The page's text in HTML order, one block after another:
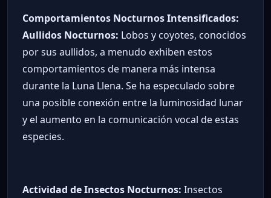
Comportamientos Nocturnos Intensificados:
Aullidos Nocturnos: Lobos y coyotes, conocidos
por sus aullidos, a menudo exhiben estos
comportamientos de manera más intensa
durante la Luna Llena. Se ha especulado sobre
una posible conexión entre la luminosidad lunar
y el aumento en la comunicación vocal de estas
especies.
Actividad de Insectos Nocturnos: Insectos